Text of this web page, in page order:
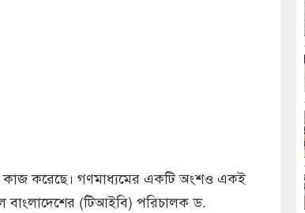
কাজ করেছে। গণমাধ্যমের একটি অংশও একই
বাংলাদেশের (টিআইবি) পরিচালক ড.